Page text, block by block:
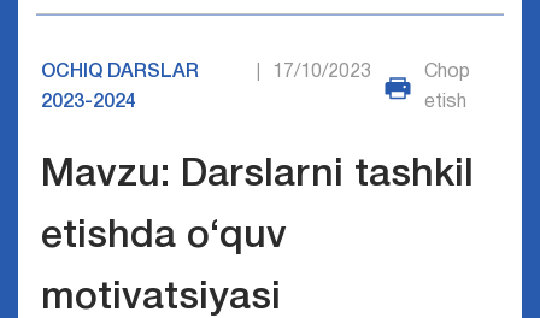
OCHIQ DARSLAR
2023-2024
17/10/2023
Chop
etish
Mavzu: Darslarni tashkil
etishda o‘quv
motivatsiyasi